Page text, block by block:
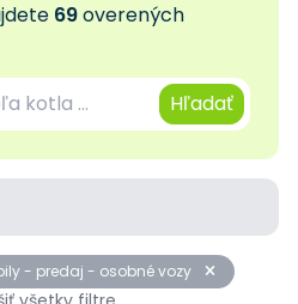
69overených
Hľadať
- predaj - osobné vozy